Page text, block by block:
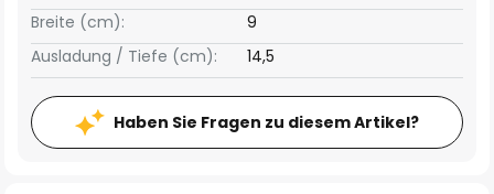
Breite (cm): 9
Ausladung / Tiefe (cm): 14,5
Haben Sie Fragen zu diesem Artikel?